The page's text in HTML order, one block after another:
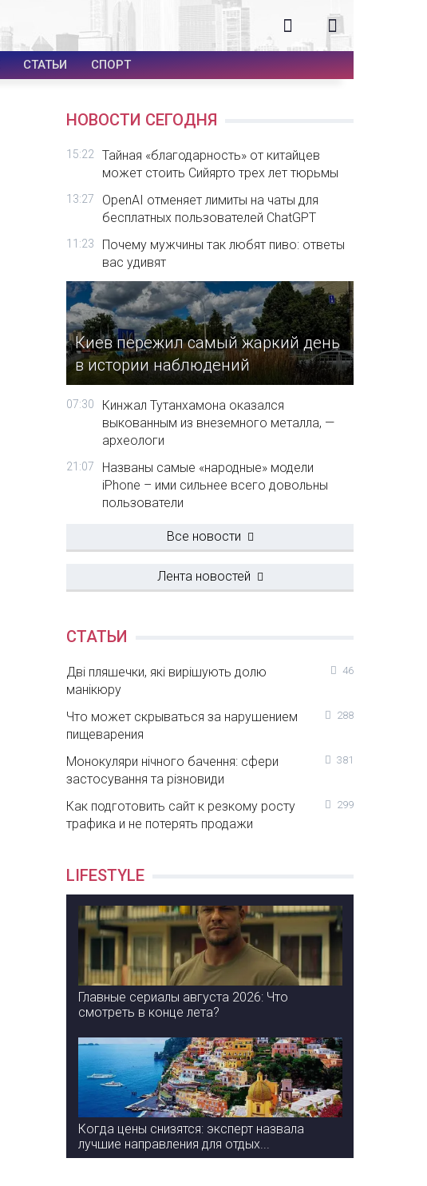
СТАТЬИ СПОРТ
НОВОСТИ СЕГОДНЯ
15:22
Тайная «благодарность» от китайцев
может стоить Сийярто трех лет тюрьмы
13:27
OpenAI отменяет лимиты на чаты для
бесплатных пользователей ChatGPT
11:23
Почему мужчины так любят пиво: ответы
вас удивят
Киев пережил самый жаркий день
в истории наблюдений
07:30
Кинжал Тутанхамона оказался
выкованным из внеземного металла, —
археологи
21:07
Названы самые «народные» модели
iPhone – ими сильнее всего довольны
пользователи
Все новости
Лента новостей
СТАТЬИ
Дві пляшечки, які вирішують долю
манікюру
46
Что может скрываться за нарушением
пищеварения
288
Монокуляри нічного бачення: сфери
застосування та різновиди
381
Как подготовить сайт к резкому росту
трафика и не потерять продажи
299
LIFESTYLE
Главные сериалы августа 2026: Что
смотреть в конце лета?
Когда цены снизятся: эксперт назвала
лучшие направления для отдых...